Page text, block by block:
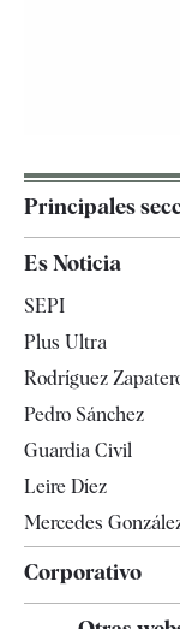
Principales
España
Televisión
Es Noticia
SEPI
Plus Ultra
Rodríguez
Pedro Sánchez
Guardia Civil
Leire Díez
Mercedes
Corporativo
Contacto